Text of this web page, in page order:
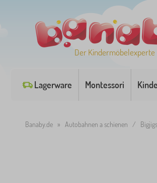
Der Kindermöbelexperte
Lagerware Montessori
Banaby.de » Autobahnen a schienen /